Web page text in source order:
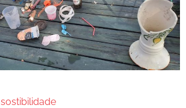
sostibilidade